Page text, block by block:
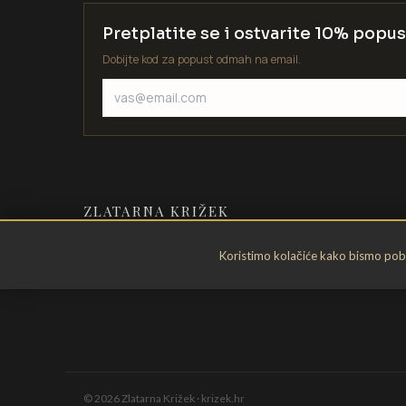
Koristimo kolačiće kako bismo
Pretplatite se i ostvarite 10%
Dobijte kod za popust odmah na email.
ZLATARNA KRIŽEK
©2026Zlatarna Križek · krizek.hr